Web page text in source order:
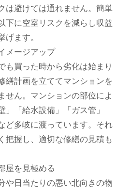
は避けては通れません。簡単
下に空室リスクを減らし収益
ます。
メージアップ
も買った時から劣化は始まり
繕計画を立ててマンションを
せん。マンションの部位によ
」「給水設備」「ガス管」
ど多岐に渡っています。それ
把握し、適切な修繕の見積も
屋を見極める
や日当たりの悪い北向きの物